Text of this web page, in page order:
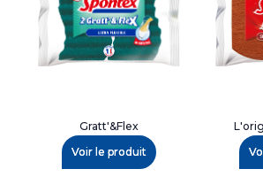
Gratt'&Flex
Voir le produit